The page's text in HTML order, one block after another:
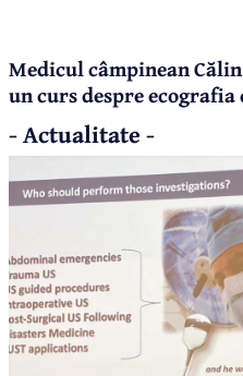
Medicul câmpinean
un curs despre
- Actualitate -